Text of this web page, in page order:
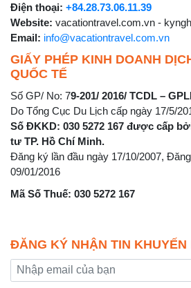
Điện thoại: +84.28.73.06.11.39
Website: vacationtravel.com.vn -
Email: info@vacationtravel.com.vn
GIẤY PHÉP KINH DOANH
QUỐC TẾ
Số GP/ No: 79-201/ 2016/ TCDL –
Do Tổng Cục Du Lịch cấp ngày 17/5/
Số ĐKKD: 030 5272 167 được cấp
tư TP. Hồ Chí Minh.
Đăng ký lần đầu ngày 17/10/2007,
09/01/2016
Mã Số Thuế: 030 5272 167
ĐĂNG KÝ NHẬN TIN KHUYẾN